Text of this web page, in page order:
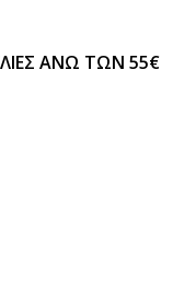
ΑΝΩ ΤΩΝ 55€